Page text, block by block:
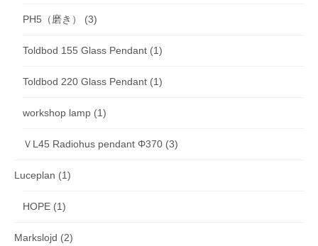
PH5（磨き） (3)
Toldbod 155 Glass Pendant (1)
Toldbod 220 Glass Pendant (1)
workshop lamp (1)
ＶL45 Radiohus pendant Φ370 (3)
Luceplan (1)
HOPE (1)
Markslojd (2)